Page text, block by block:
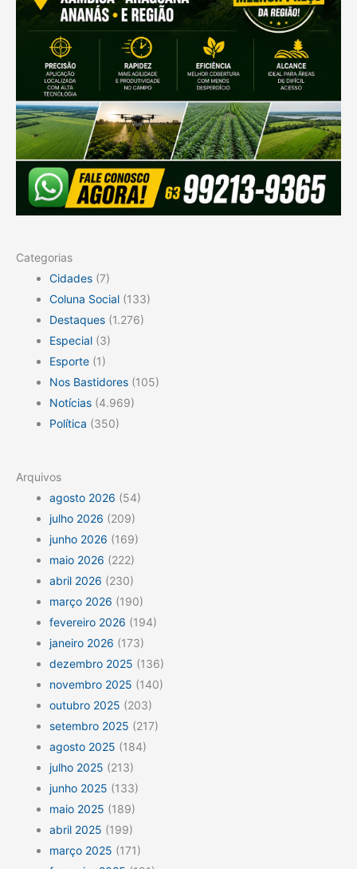
Categorias
Cidades (7)
Coluna Social (133)
Destaques (1.276)
Especial (3)
Esporte (1)
Nos Bastidores (105)
Notícias (4.969)
Política (350)
Arquivos
agosto 2026 (54)
julho 2026 (209)
junho 2026 (169)
maio 2026 (222)
abril 2026 (230)
março 2026 (190)
fevereiro 2026 (194)
janeiro 2026 (173)
dezembro 2025 (136)
novembro 2025 (140)
outubro 2025 (203)
setembro 2025 (217)
agosto 2025 (184)
julho 2025 (213)
junho 2025 (133)
maio 2025 (189)
abril 2025 (199)
março 2025 (171)